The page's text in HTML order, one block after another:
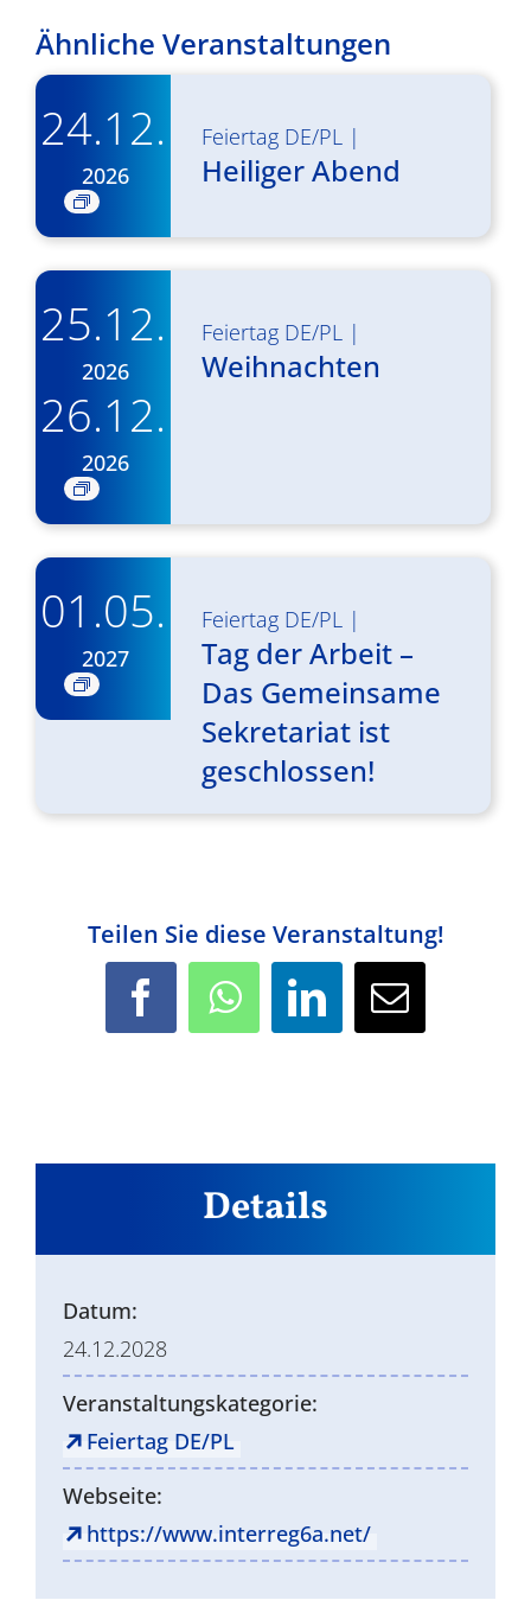
Ähnliche Veranstaltungen
24.12.
2026
Feiertag DE/PL |
Heiliger Abend
25.12.
2026
26.12.
2026
Feiertag DE/PL |
Weihnachten
01.05.
2027
Feiertag DE/PL |
Tag der Arbeit –
Das Gemeinsame
Sekretariat ist
geschlossen!
Teilen Sie diese Veranstaltung!
Facebook WhatsApp LinkedIn
E-
Details
Datum:
24.12.2028
Veranstaltungskategorie:
Feiertag DE/PL
Webseite:
https://www.interreg6a.net/